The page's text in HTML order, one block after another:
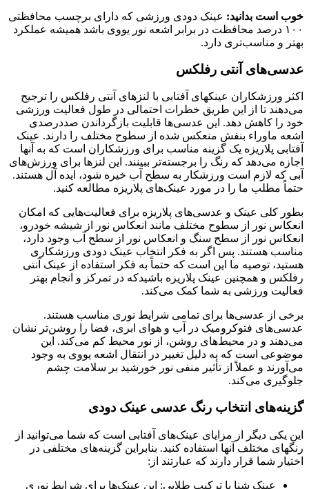
خوب است بدانید: عینک دودی ورزشی که دارای برچسب محافظتی
۱۰۰ درصد محافظت در برابر اشعه نور یووی باشد همیشه عملکرد
بهتر و مناسب‌تری دارد.
عدسی‌های آنتی رفلکس
اکثر ورزشکاران عینکهای آفتابی با لنزهای آنتی رفلکس را ترجیح
می‌دهند تا از این طریق خطرات احتمالی در طول فعالیت ورزشی
خود را کاهش دهد. این عدسی‌ها قابلیت بازگرداندن صددرصدی
اشعه ماوراء بنفش منعکس شده از سطوح مختلف را دارند. عینک
آفتابی پلاریزه یک گزینه مناسب برای ورزشکاران است که به آنها
اجازه می‌دهد که رنگ را برجسته‌تر ببینند. این لنزها برای ورزش‌های
آبی که لازم است ورزشکار به سطح آب خیره شود، ایده آل هستند.
حتماً مطلب ما را در مورد عینک‌های پلاریزه مطالعه کنید.
بطور کلی عینک و عدسی‌های پلاریزه برای فعالیت‌هایی که امکان
انعکاس نور از سطوح مختلف مانند انعکاس نور از شیشه خودرو،
انعکاس نور از سطح سنگ و انعکاس نور از سطح آب وجود دارد،
مناسب هستند. پس اگر به فکر انتخاب عینک دودی ورزشکاری
هستید، توصیه ما این است که حتماً به فکر استفاده از عینک آنتی
رفلکس و همچنین عینک پلاریزه باشیدکه در تمرکز و انجام بهتر
فعالیت ورزشی به شما کمک می‌کند.
برخی از عدسی‌ها برای تمامی شرایط نوری مناسب هستند.
عدسی‌های فتوکرومیک در آب و هوای ابری، فضا را روشن‌تر نشان
می‌دهند و در محیط‌های روشن، از نور محیط کم می‌کند. این
موضوعی است که به دلیل تغییر در انتقال اشعه یووی به وجود
می‌آورند و عملاً از تأثیر منفی نور خورشید بر سلامت چشم
جلوگیری می‌کند.
گزینه‌های انتخاب رنگ عدسی عینک دودی
این یکی دیگر از مزایای عینک‌های آفتابی است که شما می‌توانید از
رنگهای مختلف آنها استفاده کنید. بنابراین گزینه‌های مختلفی در
اختیار شما قرار دارند که عبارتند از:
عینک شنا با ترکیب طلایی: این عینک‌ها برای شرایط نوری